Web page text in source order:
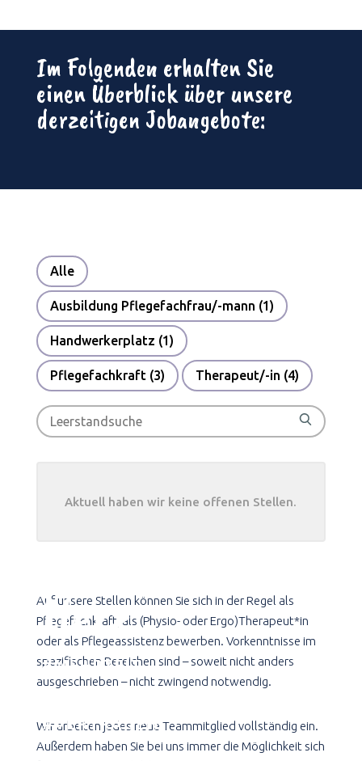
Herz
#MEHRZEIT
#VERLÄSSLICHKEIT
#VERTRAUEN
Im Folgenden erhalten Sie
einen Überblick über unsere
derzeitigen Jobangebote:
Alle
Ausbildung Pflegefachfrau/-mann (1)
Handwerkerplatz (1)
Pflegefachkraft (3) Therapeut/-in (4)
S
e
j
o
b
s
Aktuell haben wir keine offenen Stellen.
Auf unsere Stellen können Sie sich in der Regel als
Pflegefachkraft, als (Physio- oder Ergo)Therapeut*in
oder als Pflegeassistenz bewerben. Vorkenntnisse im
spezifischen Bereichen sind – soweit nicht anders
ausgeschrieben – nicht zwingend notwendig.
Wir arbeiten jedes neue Teammitglied vollständig ein.
Außerdem haben Sie bei uns immer die Möglichkeit sich